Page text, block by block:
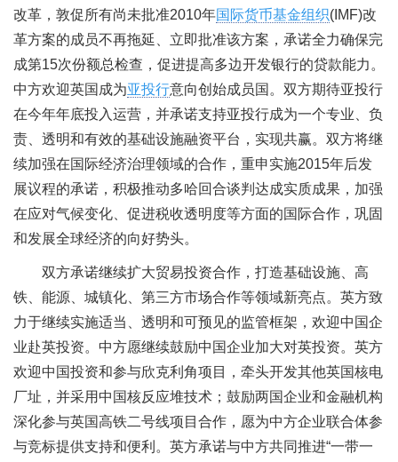
改革，敦促所有尚未批准2010年国际货币基金组织(IMF)改
革方案的成员不再拖延、立即批准该方案，承诺全力确保完
成第15次份额总检查，促进提高多边开发银行的贷款能力。
中方欢迎英国成为亚投行意向创始成员国。双方期待亚投行
在今年年底投入运营，并承诺支持亚投行成为一个专业、负
责、透明和有效的基础设施融资平台，实现共赢。双方将继
续加强在国际经济治理领域的合作，重申实施2015年后发
展议程的承诺，积极推动多哈回合谈判达成实质成果，加强
在应对气候变化、促进税收透明度等方面的国际合作，巩固
和发展全球经济的向好势头。
双方承诺继续扩大贸易投资合作，打造基础设施、高
铁、能源、城镇化、第三方市场合作等领域新亮点。英方致
力于继续实施适当、透明和可预见的监管框架，欢迎中国企
业赴英投资。中方愿继续鼓励中国企业加大对英投资。英方
欢迎中国投资和参与欣克利角项目，牵头开发其他英国核电
厂址，并采用中国核反应堆技术；鼓励两国企业和金融机构
深化参与英国高铁二号线项目合作，愿为中方企业联合体参
与竞标提供支持和便利。英方承诺与中方共同推进“一带一